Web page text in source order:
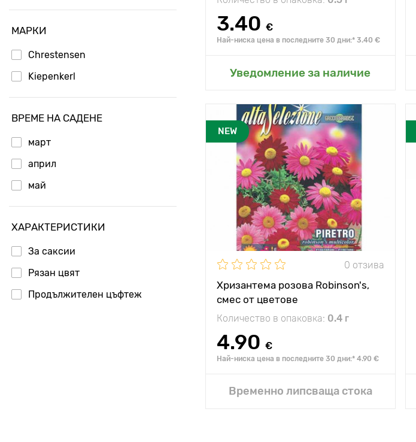
МАРКИ
Chrestensen
Kiepenkerl
ВРЕМЕ НА САДЕНЕ
март
април
май
ХАРАКТЕРИСТИКИ
За саксии
Рязан цвят
Продължителен цъфтеж
3.40 €
Най-ниска цена в последните 30 дни:* 3.40 €
Уведомление за наличие
Добавяне в моята градина
NEW
0 отзива
Хризантема розова Robinson's,
смес от цветове
Количество в опаковка: 0.4 г
4.90 €
Най-ниска цена в последните 30 дни:* 4.90 €
Временно липсваща стока